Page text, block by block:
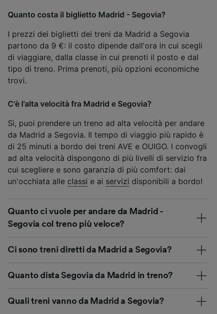
Quanto costa il biglietto Madrid - Segovia?
I prezzi dei biglietti dei treni da Madrid a Segovia
partono da 9 €: il costo dipende dall'ora in cui scegli
di viaggiare, dalla classe in cui prenoti il posto e dal
tipo di treno. Prima prenoti, più opzioni economiche
trovi.
C'è l'alta velocità fra Madrid e Segovia?
Sì, puoi prendere un treno ad alta velocità per andare
da Madrid a Segovia. Il tempo di viaggio più rapido è
di 25 minuti a bordo dei treni AVE e OUIGO. I convogli
ad alta velocità dispongono di più livelli di servizio fra
cui scegliere e sono garanzia di più comfort: dai
un'occhiata alle classi e ai servizi disponibili a bordo!
Quanto ci vuole per andare da Madrid -
Segovia col treno più veloce?
Ci sono treni diretti da Madrid a Segovia?
Quanto dista Segovia da Madrid in treno?
Quali treni vanno da Madrid a Segovia?